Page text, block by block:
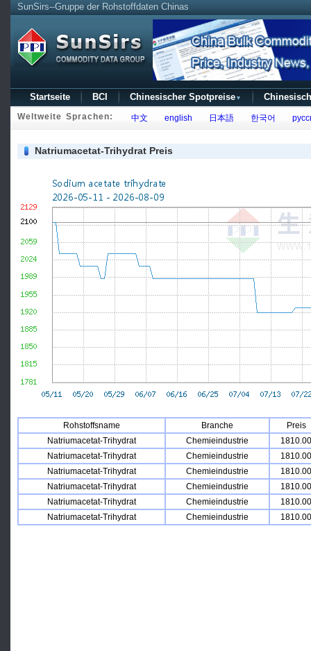
SunSirs--Gruppe der Rohstoffdaten Chinas
Startseite BCI Chinesischer Spotpreise ▼
Weltweite Sprachen: 中文 english 日本語 한국어
Natriumacetat-Trihydrat Preis
Rohstoffsname Branche
Preis
Natriumacetat-Trihydrat
Chemieindustrie
1810.00
Natriumacetat-Trihydrat
Chemieindustrie
1810.00
Natriumacetat-Trihydrat
Chemieindustrie
1810.00
Natriumacetat-Trihydrat
Chemieindustrie
1810.00
Natriumacetat-Trihydrat
Chemieindustrie
1810.00
Natriumacetat-Trihydrat
Chemieindustrie 1810.00